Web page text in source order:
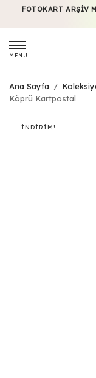
FOTOKART ARŞIV
MENÜ
Ana Sayfa /
Köprü Kartpostal
İNDIRIM!